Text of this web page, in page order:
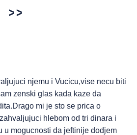
njemu i Vucicu,vise necu biti
zenski glas kada kaze da
mi je sto se prica o
hlebom od tri dinara i
u mogucnosti da jeftinije dodjem